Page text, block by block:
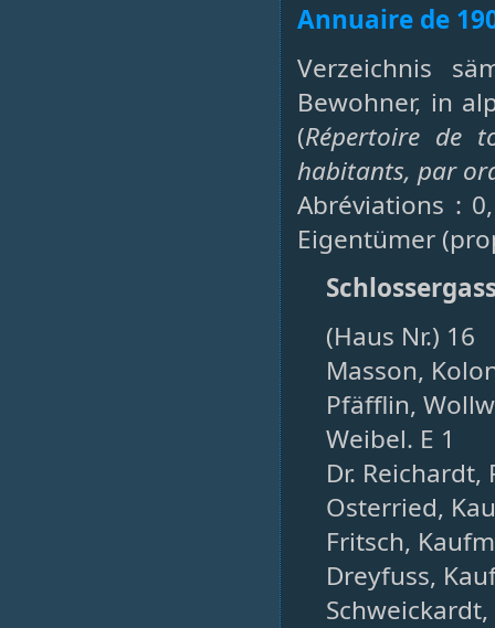
Annuaire de
Verzeichnis
Bewohner, in
(Répertoire de
habitants, par
Abréviations :
Eigentümer
(Haus Nr.) 16
Masson,
Pfäfflin,
Weibel. E 1
Dr. Reichardt,
Osterried,
Fritsch,
Dreyfuss,